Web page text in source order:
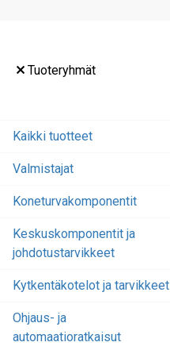
Tuoteryhmät
Kaikki tuotteet
Valmistajat
Koneturvakomponentit
Keskuskomponentit ja
johdotustarvikkeet
Kytkentäkotelot ja tarvikkeet
Ohjaus- ja
automaatioratkaisut